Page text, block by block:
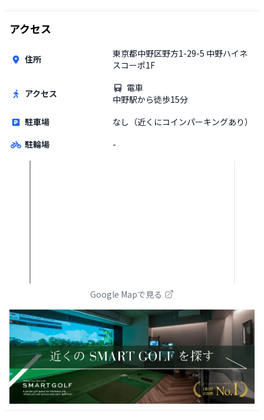
アクセス
住所
東京都中野区野方1-29-5 中野ハイネ
スコーポ1F
アクセス
電車
中野駅から徒歩15分
駐車場
なし（近くにコインパーキングあり）
駐輪場
-
Google Mapで見る